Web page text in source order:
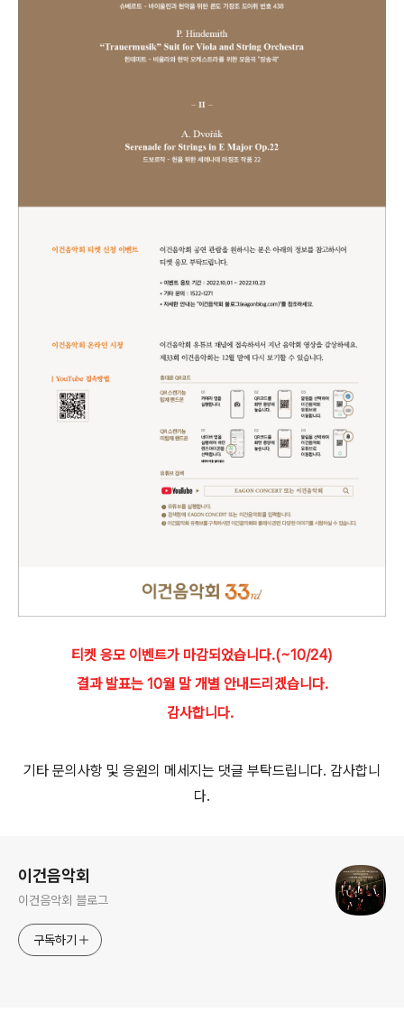
티켓 응모 이벤트가 마감되었습니다.(~10/24)
결과 발표는 10월 말 개별 안내드리겠습니다.
감사합니다.
기타 문의사항 및 응원의 메세지는 댓글 부탁드립니다. 감사합니
다.
이건음악회
이건음악회 블로그
구독하기